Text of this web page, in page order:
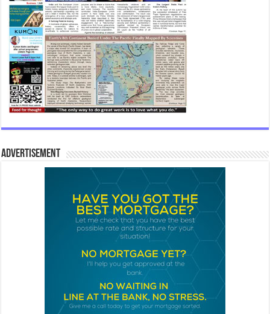
Advertisement